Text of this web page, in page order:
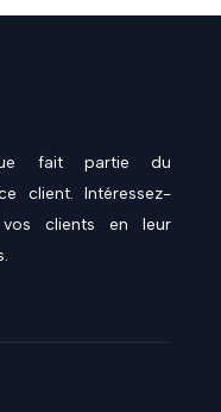
fait partie du
client. Intéressez-
clients en leur